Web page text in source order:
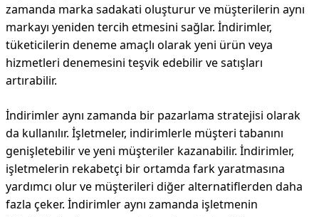
zamanda marka sadakati oluşturur ve müşterilerin aynı
markayı yeniden tercih etmesini sağlar. İndirimler,
tüketicilerin deneme amaçlı olarak yeni ürün veya
hizmetleri denemesini teşvik edebilir ve satışları
artırabilir.
İndirimler aynı zamanda bir pazarlama stratejisi olarak
da kullanılır. İşletmeler, indirimlerle müşteri tabanını
genişletebilir ve yeni müşteriler kazanabilir. İndirimler,
işletmelerin rekabetçi bir ortamda fark yaratmasına
yardımcı olur ve müşterileri diğer alternatiflerden daha
fazla çeker. İndirimler aynı zamanda işletmenin